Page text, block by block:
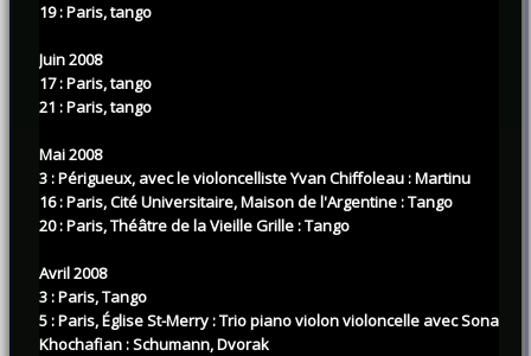
19 : Paris, tango
Juin 2008
17 : Paris, tango
21 : Paris, tango
Mai 2008
3 : Périgueux, avec le violoncelliste Yvan Chiffoleau : Martinu
16 : Paris, Cité Universitaire, Maison de l'Argentine : Tango
20 : Paris, Théâtre de la Vieille Grille : Tango
Avril 2008
3 : Paris, Tango
5 : Paris, Église St-Merry : Trio piano violon violoncelle avec Sona
Khochafian : Schumann, Dvorak